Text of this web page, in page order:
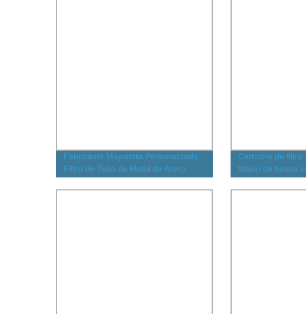
Fabricante Mayorista Personalizado
Filtro de Tubo de Metal de Acero
Polvo de Acero Piezas de Metalurgia
Cartucho de filtro
titanio de buena